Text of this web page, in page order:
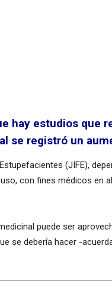
hay estudios que
se registró un
(JIFE),
con fines médicos en
puede ser
se debería hacer -